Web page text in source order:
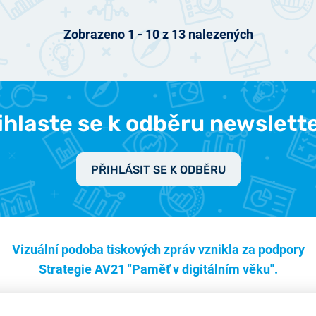
Zobrazeno 1 - 10z 13nalezených
se k odběru
PŘIHLÁSIT SE K ODBĚRU
Vizuální podoba tiskových zpráv vznikla za podpory
Strategie AV21 "Paměť v digitálním věku".